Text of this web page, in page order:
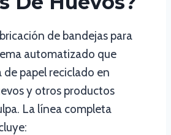
de bandejas para
automatizado que
papel reciclado en
y otros productos
La línea completa